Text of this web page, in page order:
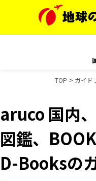
TOP ガイド
aruco 国内
図鑑、
D-Booksの